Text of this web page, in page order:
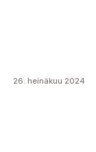
26. heinäkuu 2024